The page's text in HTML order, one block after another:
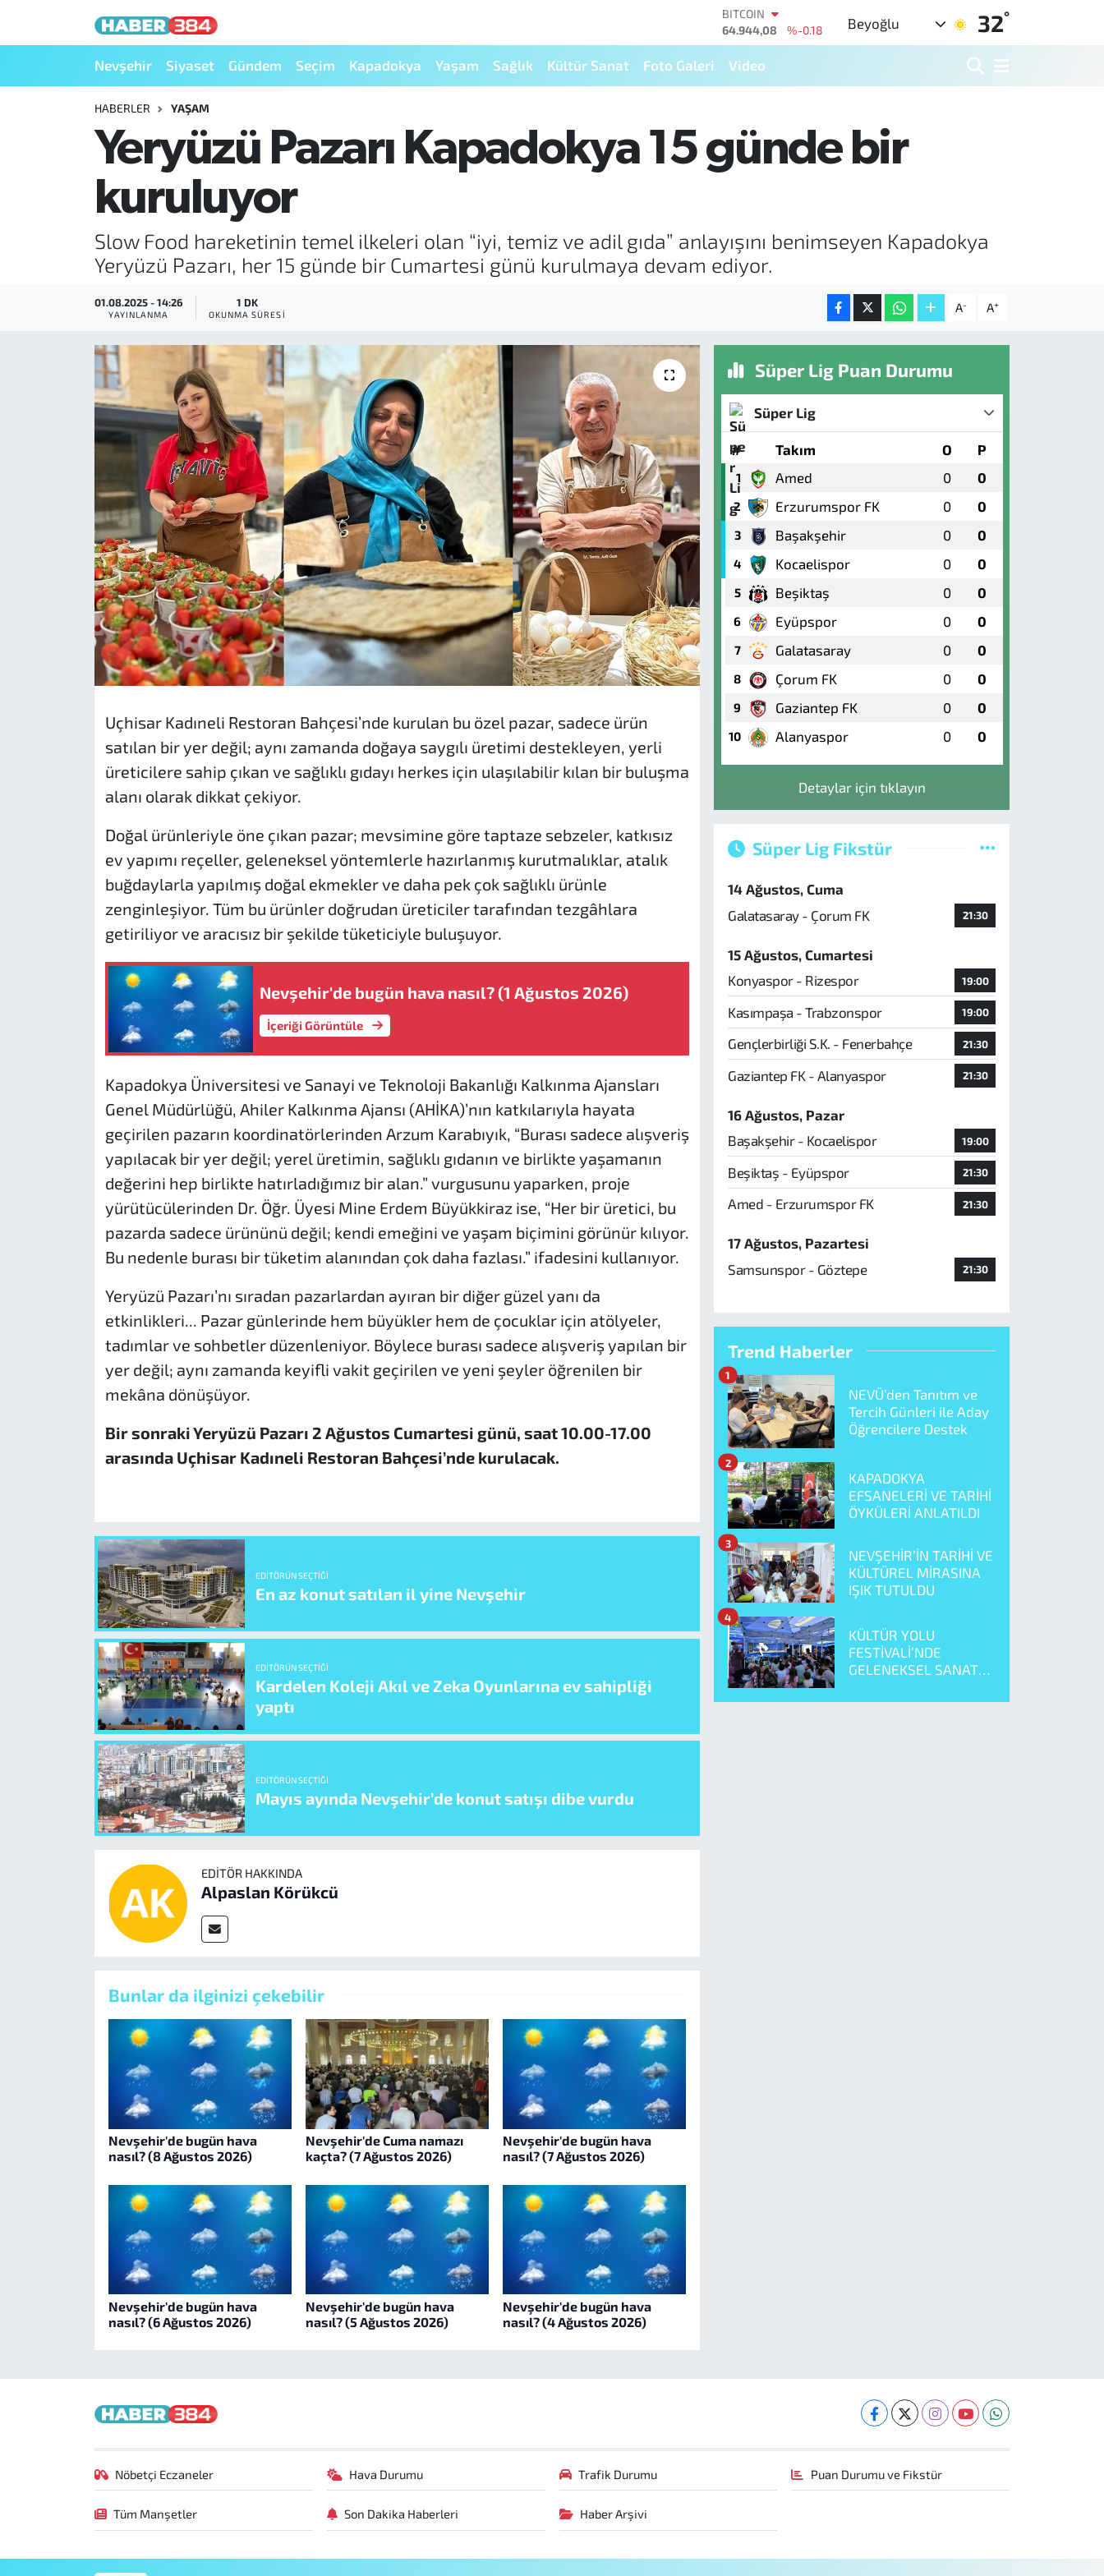
64.944,08
DOLAR
EURO
55,2510
STERLİN
6660.55
%0.03
BİST100
13.779
Beyoğlu 32°
Nevşehir Siyaset Gündem Seçim Kapadokya Yaşam Sağlık Kültür Sanat Foto Galeri Video
HABERLER YAŞAM
Yeryüzü Pazarı Kapadokya 15 günde bir
kuruluyor
Slow Food hareketinin temel ilkeleri olan “iyi, temiz ve adil gıda” anlayışını benimseyen Kapadokya
Yeryüzü Pazarı, her 15 günde bir Cumartesi günü kurulmaya devam ediyor.
01.08.2025 - 14:26
YAYINLANMA
1 DK
OKUNMA SÜRESI A- A+
Uçhisar Kadıneli Restoran Bahçesi’nde kurulan bu özel pazar, sadece ürün
satılan bir yer değil; aynı zamanda doğaya saygılı üretimi destekleyen, yerli
üreticilere sahip çıkan ve sağlıklı gıdayı herkes için ulaşılabilir kılan bir buluşma
alanı olarak dikkat çekiyor.
Doğal ürünleriyle öne çıkan pazar; mevsimine göre taptaze sebzeler, katkısız
ev yapımı reçeller, geleneksel yöntemlerle hazırlanmış kurutmalıklar, atalık
buğdaylarla yapılmış doğal ekmekler ve daha pek çok sağlıklı ürünle
zenginleşiyor. Tüm bu ürünler doğrudan üreticiler tarafından tezgâhlara
getiriliyor ve aracısız bir şekilde tüketiciyle buluşuyor.
Nevşehir'de bugün hava nasıl? (1 Ağustos 2026)
İçeriği Görüntüle
Kapadokya Üniversitesi ve Sanayi ve Teknoloji Bakanlığı Kalkınma Ajansları
Genel Müdürlüğü, Ahiler Kalkınma Ajansı (AHİKA)’nın katkılarıyla hayata
geçirilen pazarın koordinatörlerinden Arzum Karabıyık, “Burası sadece alışveriş
yapılacak bir yer değil; yerel üretimin, sağlıklı gıdanın ve birlikte yaşamanın
değerini hep birlikte hatırladığımız bir alan.” vurgusunu yaparken, proje
yürütücülerinden Dr. Öğr. Üyesi Mine Erdem Büyükkiraz ise, “Her bir üretici, bu
pazarda sadece ürününü değil; kendi emeğini ve yaşam biçimini görünür kılıyor.
Bu nedenle burası bir tüketim alanından çok daha fazlası.” ifadesini kullanıyor.
Yeryüzü Pazarı’nı sıradan pazarlardan ayıran bir diğer güzel yanı da
etkinlikleri... Pazar günlerinde hem büyükler hem de çocuklar için atölyeler,
tadımlar ve sohbetler düzenleniyor. Böylece burası sadece alışveriş yapılan bir
yer değil; aynı zamanda keyifli vakit geçirilen ve yeni şeyler öğrenilen bir
mekâna dönüşüyor.
Bir sonraki Yeryüzü Pazarı 2 Ağustos Cumartesi günü, saat 10.00-17.00
arasında Uçhisar Kadıneli Restoran Bahçesi’nde kurulacak.
EDITÖRÜN SEÇTIĞI
En az konut satılan il yine Nevşehir
EDITÖRÜN SEÇTIĞI
Kardelen Koleji Akıl ve Zeka Oyunlarına ev sahipliği
yaptı
EDITÖRÜN SEÇTIĞI
Mayıs ayında Nevşehir’de konut satışı dibe vurdu
EDITÖR HAKKINDA
Alpaslan Körükcü
Bunlar da ilginizi çekebilir
Nevşehir'de bugün hava
nasıl? (8 Ağustos 2026)
Nevşehir'de Cuma namazı
kaçta? (7 Ağustos 2026)
Nevşehir'de bugün hava
nasıl? (7 Ağustos 2026)
Nevşehir'de bugün hava
nasıl? (6 Ağustos 2026)
Nevşehir'de bugün hava
nasıl? (5 Ağustos 2026)
Nevşehir'de bugün hava
nasıl? (4 Ağustos 2026)
Süper Lig Puan Durumu
Süper Lig
# Takım O P
1 Amed 0 0
2 Erzurumspor FK 0 0
3 Başakşehir 0 0
4 Kocaelispor 0 0
5 Beşiktaş 0 0
6 Eyüpspor 0 0
7 Galatasaray 0 0
8 Çorum FK 0 0
9 Gaziantep FK 0 0
10 Alanyaspor 0 0
Detaylar için tıklayın
Süper Lig Fikstür
14 Ağustos, Cuma
Galatasaray - Çorum FK
21:30
15 Ağustos, Cumartesi
Konyaspor - Rizespor
19:00
Kasımpaşa - Trabzonspor 19:00
Gençlerbirliği S.K. - Fenerbahçe 21:30
Gaziantep FK - Alanyaspor 21:30
16 Ağustos, Pazar
Başakşehir - Kocaelispor
19:00
Beşiktaş - Eyüpspor 21:30
Amed - Erzurumspor FK 21:30
17 Ağustos, Pazartesi
Samsunspor - Göztepe
21:30
Trend Haberler
NEVÜ’den Tanıtım ve
Tercih Günleri ile Aday
Öğrencilere Destek
1
KAPADOKYA
EFSANELERİ VE TARİHİ
ÖYKÜLERİ ANLATILDI
2
NEVŞEHİR’İN TARİHİ VE
KÜLTÜREL MİRASINA
IŞIK TUTULDU
3
KÜLTÜR YOLU
FESTİVALİ’NDE
GELENEKSEL SANAT
4
Nöbetçi Eczaneler Hava Durumu Trafik Durumu Puan Durumu ve Fikstür
Tüm Manşetler Son Dakika Haberleri Haber Arşivi
Nöbetçi Eczaneler
Hava Durumu
Trafik Durumu
Süper Lig Puan Durumu ve Fikstür
Tüm Manşetler
Son Dakika Haberleri
Haber Arşivi